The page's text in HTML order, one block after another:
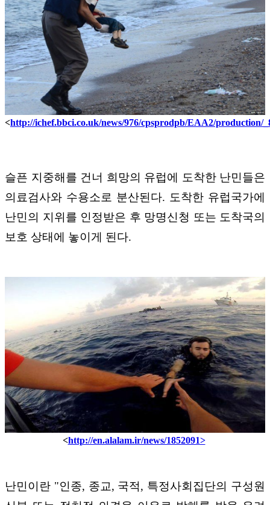
<http://ichef.bbci.co.uk/news/976/cpsprodpb/EAA2/production/
슬픈 지중해를 건너 희망의 유럽에 도착한 난민들은
의료검사와 수용소로 분산된다. 도착한 유럽국가에
난민의 지위를 인정받은 후 망명신청 또는 도착국의
보호 상태에 놓이게 된다.
<http://en.alalam.ir/news/1852091>
난민이란 "인종, 종교, 국적, 특정사회집단의 구성원